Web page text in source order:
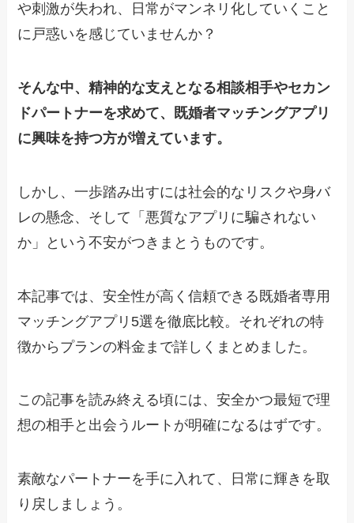
や刺激が失われ、日常がマンネリ化していくこと
に戸惑いを感じていませんか？
そんな中、精神的な支えとなる相談相手やセカン
ドパートナーを求めて、既婚者マッチングアプリ
に興味を持つ方が増えています。
しかし、一歩踏み出すには社会的なリスクや身バ
レの懸念、そして「悪質なアプリに騙されない
か」という不安がつきまとうものです。
本記事では、安全性が高く信頼できる既婚者専用
マッチングアプリ5選を徹底比較。それぞれの特
徴からプランの料金まで詳しくまとめました。
この記事を読み終える頃には、安全かつ最短で理
想の相手と出会うルートが明確になるはずです。
素敵なパートナーを手に入れて、日常に輝きを取
り戻しましょう。